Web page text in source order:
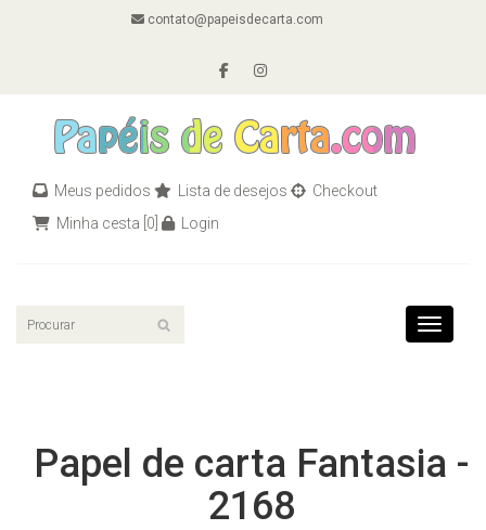
contato@papeisdecarta.com
Meus pedidos Lista de desejos
Checkout
Minha cesta [0] Login
Toggle
Papel de carta Fantasia -
2168